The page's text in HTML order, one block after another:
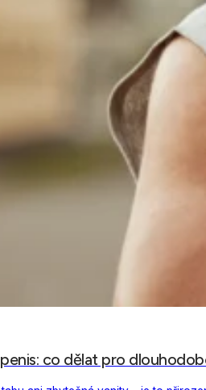
co dělat pro